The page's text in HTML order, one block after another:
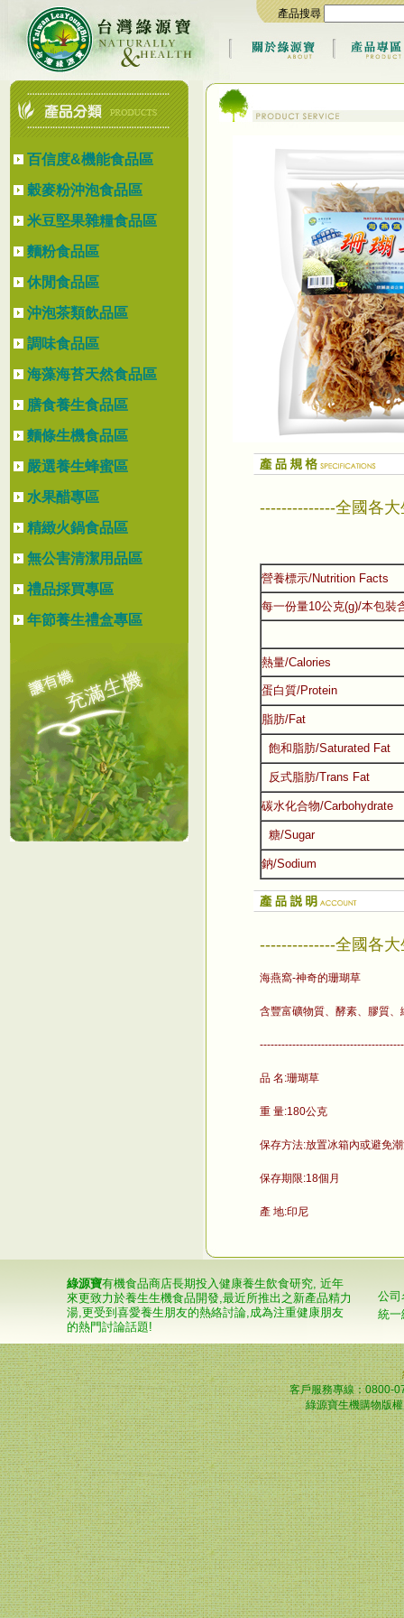
產品搜尋
百信度&機能食品區
穀麥粉沖泡食品區
米豆堅果雜糧食品區
麵粉食品區
休閒食品區
沖泡茶類飲品區
調味食品區
海藻海苔天然食品區
膳食養生食品區
麵條生機食品區
嚴選養生蜂蜜區
水果醋專區
精緻火鍋食品區
無公害清潔用品區
禮品採買專區
年節養生禮盒專區
--------------全國各
營養標示/Nutrition Facts
每一份量10公克(g)/本包裝
熱量/Calories
蛋白質/Protein
脂肪/Fat
飽和脂肪/Saturated Fat
反式脂肪/Trans Fat
碳水化合物/Carbohydrate
糖/Sugar
鈉/Sodium
--------------全國各
海燕窩-神奇的珊瑚草
含豐富礦物質、酵素、膠質
品 名:珊瑚草
重 量:180公克
保存方法:放置冰箱內或避免
保存期限:18個月
產 地:印尼
綠源寶有機食品商店長期投入健康養生飲食研究, 近年
來更致力於養生生機食品開發,最近所推出之新產品精力
湯,更受到喜愛養生朋友的熱絡討論,成為注重健康朋友
的熱門討論話題!
公司
統
客戶服務專線：0800-
綠源寶生機購物版